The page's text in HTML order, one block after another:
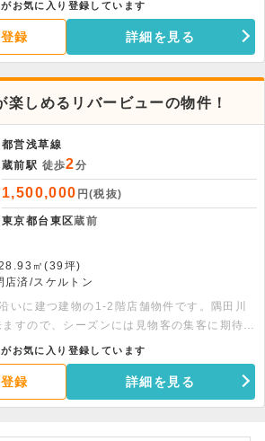
の物件です。ぜひ一度お問い合わせくださ
る場合は用途変更が必要となります。
がお気に入り登録しています
録 詳細を見る
楽しめるリバービューの物件！
都営浅草線
蔵前駅 徒歩2分
1,500,000 円(税抜)
東京都台東区蔵前
㎡(39坪)
店済/スケルトン
いに建つ建物の1-2階店舗物件です。隅田川
すので、シーズンには見物客の集客に期待で
能です。※面積：1階83.99平米、2階84.63平
がお気に入り登録しています
録 詳細を見る